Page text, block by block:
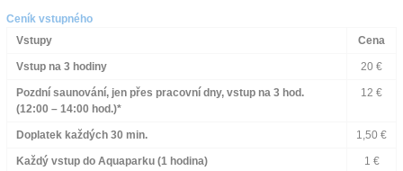
Mapa
O nás
Kontakt
Ceník vstupného
Vstupy
Cena
Vstup na 3 hodiny 20 €
Pozdní saunování, jen přes pracovní dny, vstup na 3 hod.
(12:00 – 14:00 hod.)*
12 €
Doplatek každých 30 min. 1,50 €
Každý vstup do Aquaparku (1 hodina) 1 €